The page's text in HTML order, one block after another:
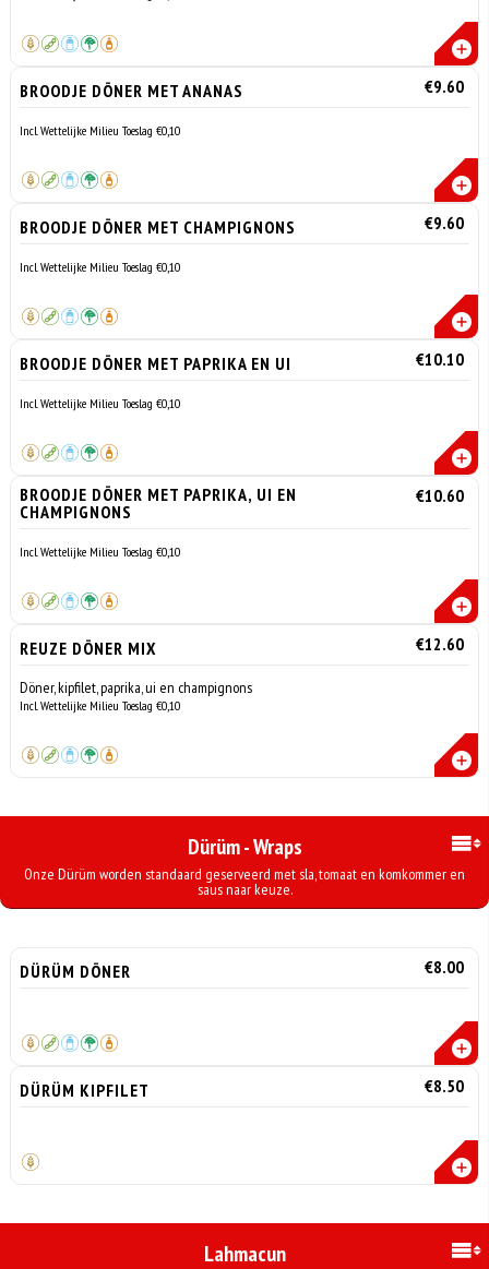
BROODJE DÖNER MET ANANAS €9.60
Incl. Wettelijke Milieu Toeslag €0,10
BROODJE DÖNER MET CHAMPIGNONS €9.60
Incl. Wettelijke Milieu Toeslag €0,10
BROODJE DÖNER MET PAPRIKA EN UI €10.10
Incl. Wettelijke Milieu Toeslag €0,10
BROODJE DÖNER MET PAPRIKA, UI EN
CHAMPIGNONS
€10.60
Incl. Wettelijke Milieu Toeslag €0,10
REUZE DÖNER MIX €12.60
Döner, kipfilet, paprika, ui en champignons
Incl. Wettelijke Milieu Toeslag €0,10
Dürüm - Wraps
Onze Dürüm worden standaard geserveerd met sla, tomaat en komkommer en
saus naar keuze.
DÜRÜM DÖNER €8.00
DÜRÜM KIPFILET €8.50
Lahmacun